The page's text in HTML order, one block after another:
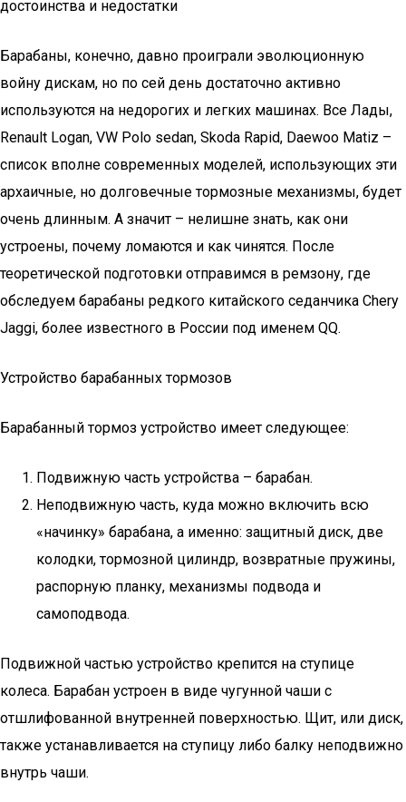
достоинства и недостатки
Барабаны, конечно, давно проиграли эволюционную
войну дискам, но по сей день достаточно активно
используются на недорогих и легких машинах. Все Лады,
Renault Logan, VW Polo sedan, Skoda Rapid, Daewoo Matiz –
список вполне современных моделей, использующих эти
архаичные, но долговечные тормозные механизмы, будет
очень длинным. А значит – нелишне знать, как они
устроены, почему ломаются и как чинятся. После
теоретической подготовки отправимся в ремзону, где
обследуем барабаны редкого китайского седанчика Chery
Jaggi, более известного в России под именем QQ.
Устройство барабанных тормозов
Барабанный тормоз устройство имеет следующее:
Подвижную часть устройства – барабан.
Неподвижную часть, куда можно включить всю
«начинку» барабана, а именно: защитный диск, две
колодки, тормозной цилиндр, возвратные пружины,
распорную планку, механизмы подвода и
самоподвода.
Подвижной частью устройство крепится на ступице
колеса. Барабан устроен в виде чугунной чаши с
отшлифованной внутренней поверхностью. Щит, или диск,
также устанавливается на ступицу либо балку неподвижно
внутрь чаши.